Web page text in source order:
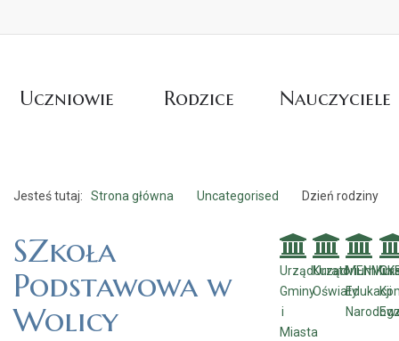
Uczniowie Rodzice Nauczyciele
Jesteś tutaj: Strona główna Uncategorised Dzień rodziny
SZkoła
Podstawowa w
Wolicy
UrządUrząd
Gminy
i
Miasta
Kuratorium
Oświaty
MEN
Edukacji